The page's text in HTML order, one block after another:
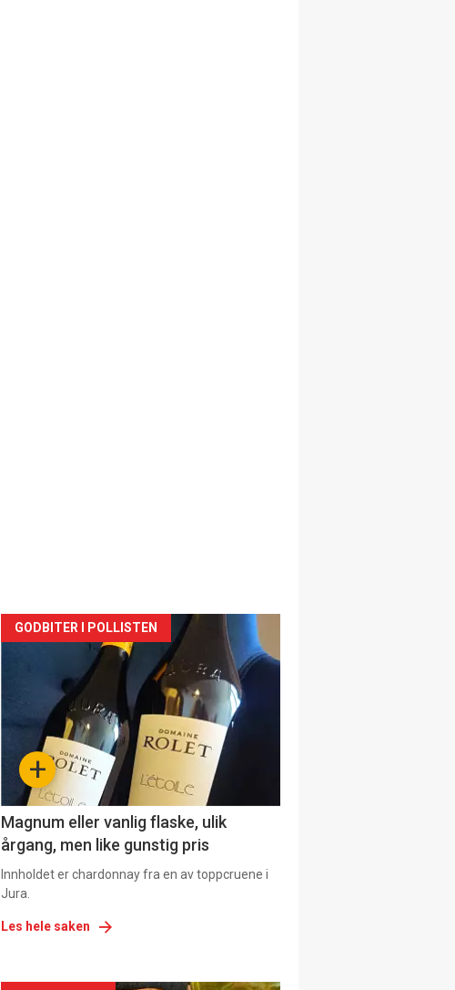
Forsiden
akkurat
nå
+
GODBITER I POLLISTEN
Magnum eller vanlig flaske, ulik
årgang, men like gunstig pris
Innholdet er chardonnay fra en av toppcruene i
Jura.
Les hele saken